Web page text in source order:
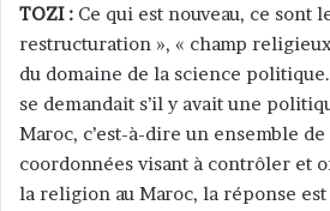
n
c
o
u
i
TOZI : Ce qui est nouveau, ce sont
restructuration », « champ
du domaine de la science
se demandait s’il y avait une
Maroc, c’est-à-dire un ensemble
coordonnées visant à contrôler et
la religion au Maroc, la réponse est